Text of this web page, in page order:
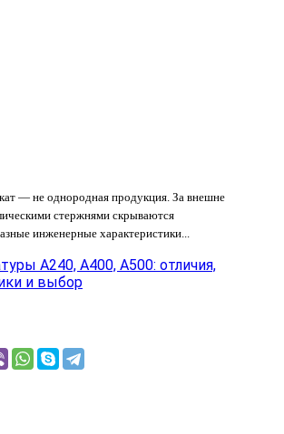
— не однородная продукция. За внешне
стержнями скрываются
инженерные характеристики...
А240, А400, А500: отличия,
и выбор